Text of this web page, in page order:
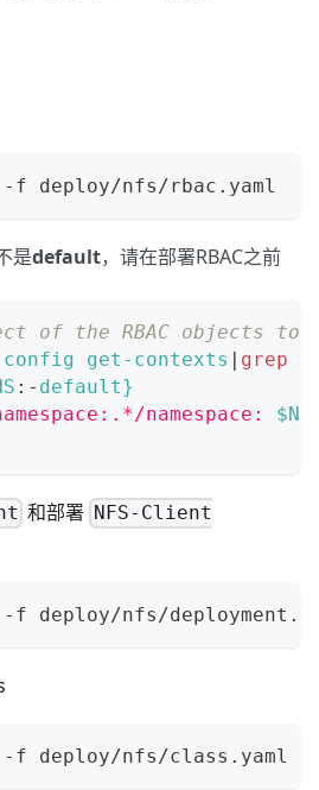
f deploy/nfs/rbac.yaml
是default，请在部署RBAC之前
of the RBAC objects to
get-contexts | grep
:- default}
namespace:
和部署 NFS-Client
f deploy/nfs/
f deploy/nfs/class.yaml